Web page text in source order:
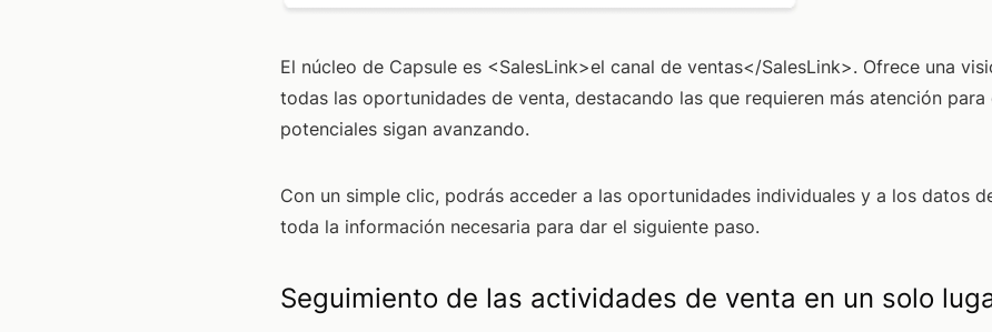
El núcleo de Capsule es <SalesLink>el canal de ventas</SalesLink>. Ofrece una
todas las oportunidades de venta, destacando las que requieren más atención
potenciales sigan avanzando.
Con un simple clic, podrás acceder a las oportunidades individuales y a los datos
toda la información necesaria para dar el siguiente paso.
Seguimiento de las actividades de venta en un solo